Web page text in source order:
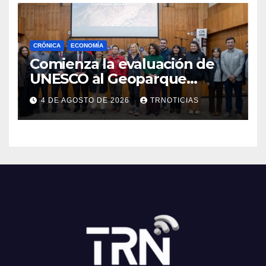
CRÓNICA ECONOMÍA
Comienza la evaluación de
UNESCO al Geoparque
Aspirante Pillanmapu en el
Maule
4 DE AGOSTO DE 2026 TRNOTICIAS